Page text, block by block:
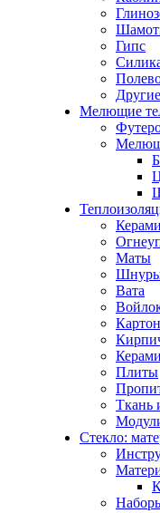
Гипс
Мелющие
Маты
Вата
Картон
Плиты
Ткань
Стекло: